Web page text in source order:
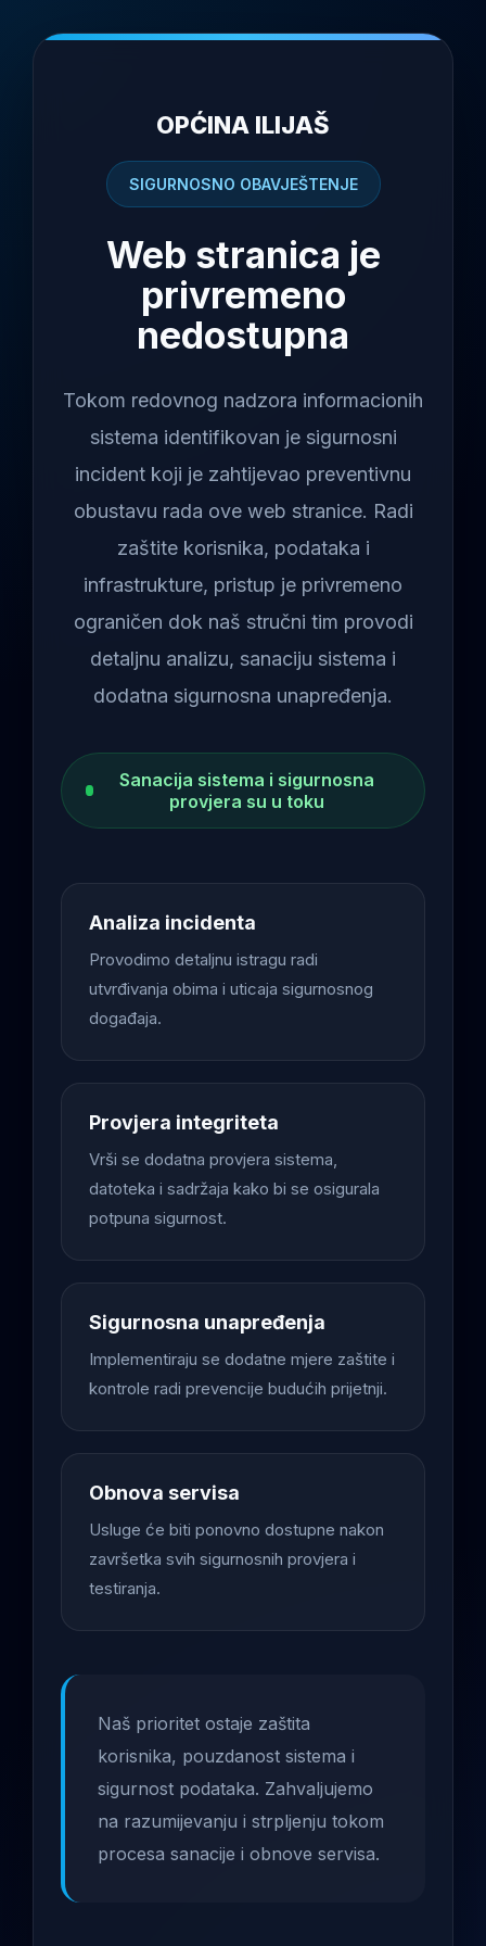
OPĆINA ILIJAŠ
SIGURNOSNO OBAVJEŠTENJE
Web stranica je
privremeno
nedostupna
Tokom redovnog nadzora informacionih
sistema identifikovan je sigurnosni
incident koji je zahtijevao preventivnu
obustavu rada ove web stranice. Radi
zaštite korisnika, podataka i
infrastrukture, pristup je privremeno
ograničen dok naš stručni tim provodi
detaljnu analizu, sanaciju sistema i
dodatna sigurnosna unapređenja.
Sanacija sistema i sigurnosna
provjera su u toku
Analiza incidenta
Provodimo detaljnu istragu radi
utvrđivanja obima i uticaja sigurnosnog
događaja.
Provjera integriteta
Vrši se dodatna provjera sistema,
datoteka i sadržaja kako bi se osigurala
potpuna sigurnost.
Sigurnosna unapređenja
Implementiraju se dodatne mjere zaštite i
kontrole radi prevencije budućih prijetnji.
Obnova servisa
Usluge će biti ponovno dostupne nakon
završetka svih sigurnosnih provjera i
testiranja.
Naš prioritet ostaje zaštita
korisnika, pouzdanost sistema i
sigurnost podataka. Zahvaljujemo
na razumijevanju i strpljenju tokom
procesa sanacije i obnove servisa.